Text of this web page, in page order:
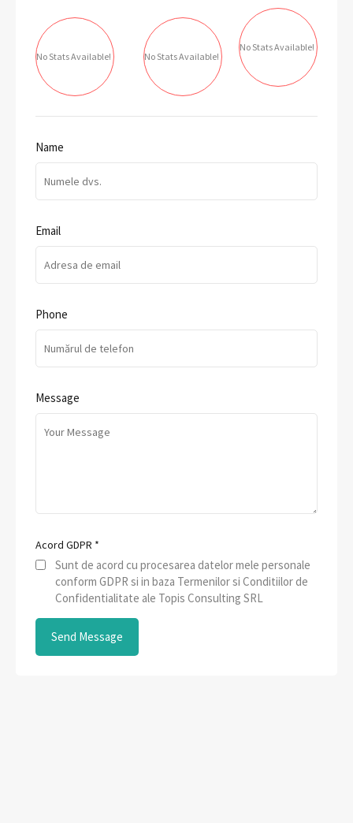
No Stats Available! No Stats Available!
No Stats Available!
Name
Email
Phone
Message
Acord GDPR *
Sunt de acord cu procesarea datelor mele personale
conform GDPR si in baza Termenilor si Conditiilor de
Confidentialitate ale Topis Consulting SRL